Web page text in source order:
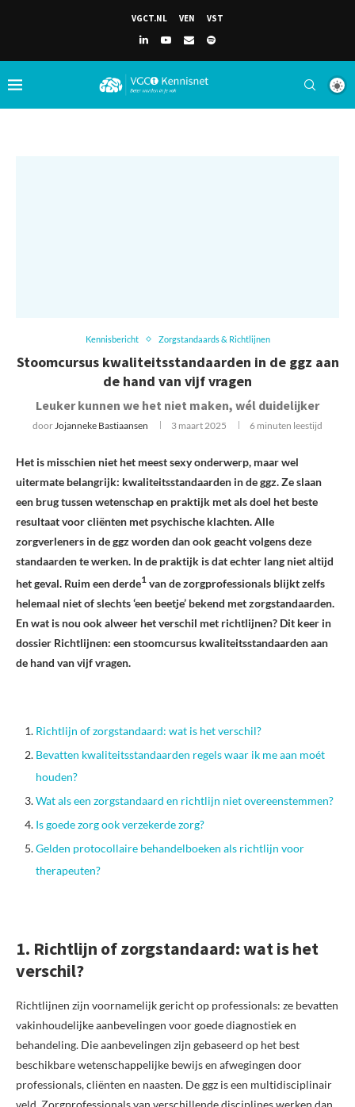
VGCT.NL VEN VST
Kennisbericht Zorgstandaards & Richtlijnen
Stoomcursus kwaliteitsstandaarden in de ggz aan
de hand van vijf vragen
Leuker kunnen we het niet maken, wél duidelijker
doorJojanneke Bastiaansen 3 maart 2025 6 minuten leestijd
Het is misschien niet het meest sexy onderwerp, maar wel
uitermate belangrijk: kwaliteitsstandaarden in de ggz. Ze slaan
een brug tussen wetenschap en praktijk met als doel het beste
resultaat voor cliënten met psychische klachten. Alle
zorgverleners in de ggz worden dan ook geacht volgens deze
standaarden te werken. In de praktijk is dat echter lang niet altijd
het geval. Ruim een derde1 van de zorgprofessionals blijkt zelfs
helemaal niet of slechts ‘een beetje’ bekend met zorgstandaarden.
En wat is nou ook alweer het verschil met richtlijnen? Dit keer in
dossier Richtlijnen: een stoomcursus kwaliteitsstandaarden aan
de hand van vijf vragen.
Richtlijn of zorgstandaard: wat is het verschil?
Bevatten kwaliteitsstandaarden regels waar ik me aan moét
houden?
Wat als een zorgstandaard en richtlijn niet overeenstemmen?
Is goede zorg ook verzekerde zorg?
Gelden protocollaire behandelboeken als richtlijn voor
therapeuten?
1. Richtlijn of zorgstandaard: wat is het
verschil?
Richtlijnen zijn voornamelijk gericht op professionals: ze bevatten
vakinhoudelijke aanbevelingen voor goede diagnostiek en
behandeling. Die aanbevelingen zijn gebaseerd op het best
beschikbare wetenschappelijke bewijs en afwegingen door
professionals, cliënten en naasten. De ggz is een multidisciplinair
veld. Zorgprofessionals van verschillende disciplines werken dan